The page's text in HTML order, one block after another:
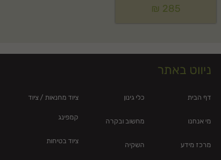
₪ 285
ניווט באתר
דף הבית
מי אנחנו
מרכז מידע
כלי גינון
מחשוב ובקרה
השקיה
ציוד מחנאות / ציוד
קמפינג
ציוד בטיחות